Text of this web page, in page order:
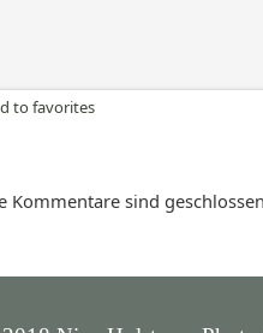
to favorites
Kommentare sind